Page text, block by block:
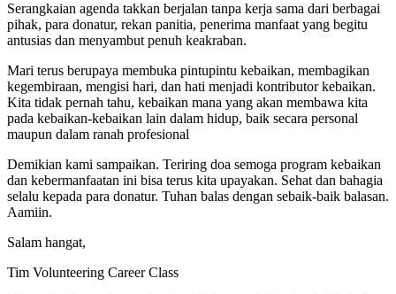
Serangkaian agenda takkan berjalan tanpa kerja sama dari berbagai
pihak, para donatur, rekan panitia, penerima manfaat yang begitu
antusias dan menyambut penuh keakraban.
Mari terus berupaya membuka pintupintu kebaikan, membagikan
kegembiraan, mengisi hari, dan hati menjadi kontributor kebaikan.
Kita tidak pernah tahu, kebaikan mana yang akan membawa kita
pada kebaikan-kebaikan lain dalam hidup, baik secara personal
maupun dalam ranah profesional
Demikian kami sampaikan. Teriring doa semoga program kebaikan
dan kebermanfaatan ini bisa terus kita upayakan. Sehat dan bahagia
selalu kepada para donatur. Tuhan balas dengan sebaik-baik balasan.
Aamiin.
Salam hangat,
Tim Volunteering Career Class